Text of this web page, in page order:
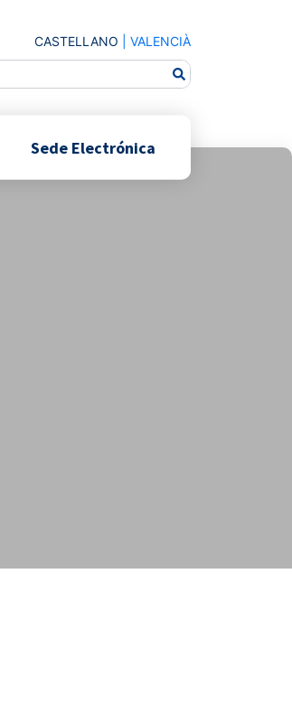
CASTELLANO VALENCIÀ
Sede Electrónica